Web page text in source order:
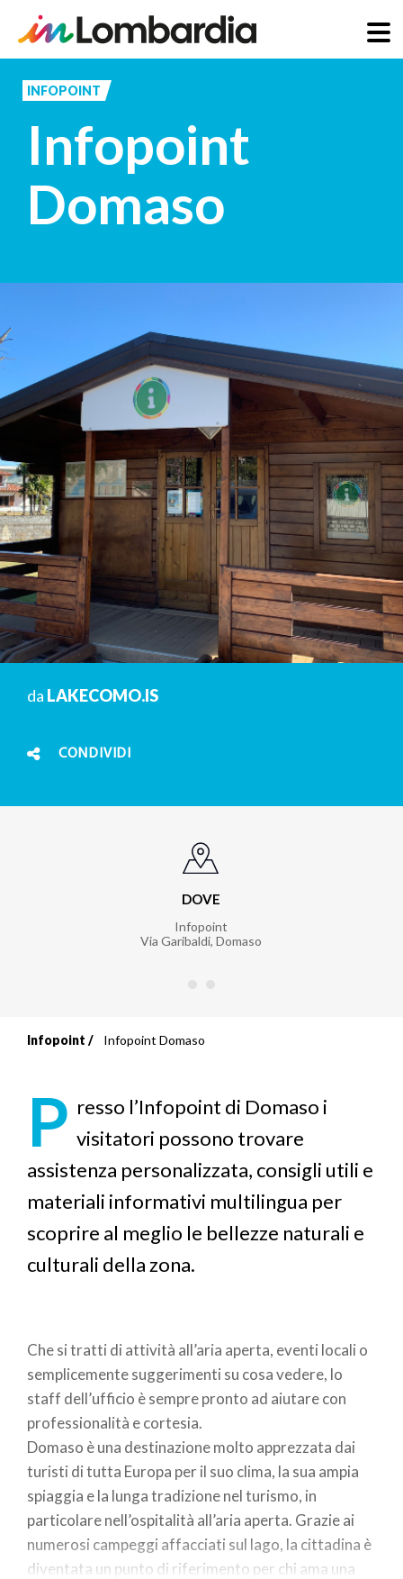
principale
INFOPOINT
Infopoint
Domaso
da LAKECOMO.IS
CONDIVIDI
DOVE
Infopoint
Via Garibaldi, Domaso
Briciole
di
pane
Infopoint Infopoint Domaso
P resso l’Infopoint di Domaso i
visitatori possono trovare
assistenza personalizzata, consigli utili e
materiali informativi multilingua per
scoprire al meglio le bellezze naturali e
culturali della zona.
Che si tratti di attività all’aria aperta, eventi locali o
semplicemente suggerimenti su cosa vedere, lo
staff dell’ufficio è sempre pronto ad aiutare con
professionalità e cortesia.
Domaso è una destinazione molto apprezzata dai
turisti di tutta Europa per il suo clima, la sua ampia
spiaggia e la lunga tradizione nel turismo, in
particolare nell’ospitalità all’aria aperta. Grazie ai
numerosi campeggi affacciati sul lago, la cittadina è
diventata un punto di riferimento per chi ama una